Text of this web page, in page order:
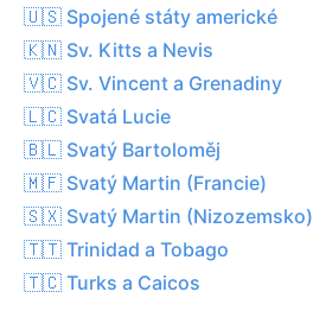
🇺🇸 Spojené státy americké
🇰🇳 Sv. Kitts a Nevis
🇻🇨 Sv. Vincent a Grenadiny
🇱🇨 Svatá Lucie
🇧🇱 Svatý Bartoloměj
🇲🇫 Svatý Martin (Francie)
🇸🇽 Svatý Martin (Nizozemsko)
🇹🇹 Trinidad a Tobago
🇹🇨 Turks a Caicos